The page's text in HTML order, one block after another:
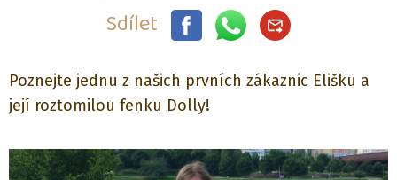
Sdílet
Poznejte jednu z našich prvních zákaznic Elišku a
její roztomilou fenku Dolly!